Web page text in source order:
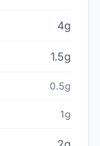
4g
1.5g
0.5g
1g